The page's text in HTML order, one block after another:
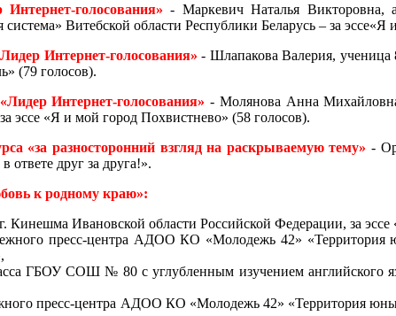
голосования» - Маркевич Наталья Викторовна,
Витебской области Республики Беларусь – за эссе«Я
Интернет-голосования» - Шлапакова Валерия,
(79 голосов).
Интернет-голосования» - Молянова Анна
эссе «Я и мой город Похвистнево» (58 голосов).
«за разносторонний взгляд на раскрываемую тему» -
ответе друг за друга!».
к родному краю»:
Кинешма Ивановской области Российской Федерации, за
пресс-центра АДОО КО «Молодежь 42» «Территория
ГБОУ СОШ № 80 с углубленным изучением английского
пресс-центра АДОО КО «Молодежь 42» «Территория